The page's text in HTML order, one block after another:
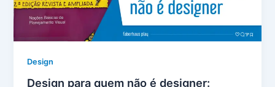
Design
Design para quem não é designer: